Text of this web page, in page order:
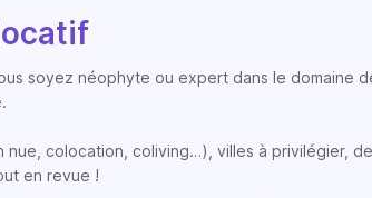
soyez néophyte ou expert dans le domaine
nue, colocation, coliving…), villes à privilégier,
en revue !